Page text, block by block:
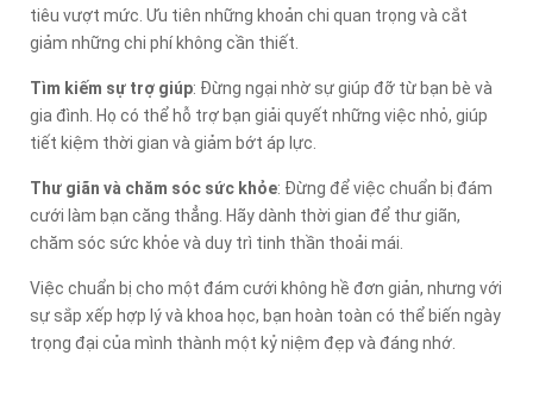
tiêu vượt mức. Ưu tiên những khoản chi quan trọng và cắt
giảm những chi phí không cần thiết.
Tìm kiếm sự trợ giúp: Đừng ngại nhờ sự giúp đỡ từ bạn bè và
gia đình. Họ có thể hỗ trợ bạn giải quyết những việc nhỏ, giúp
tiết kiệm thời gian và giảm bớt áp lực.
Thư giãn và chăm sóc sức khỏe: Đừng để việc chuẩn bị đám
cưới làm bạn căng thẳng. Hãy dành thời gian để thư giãn,
chăm sóc sức khỏe và duy trì tinh thần thoải mái.
Việc chuẩn bị cho một đám cưới không hề đơn giản, nhưng với
sự sắp xếp hợp lý và khoa học, bạn hoàn toàn có thể biến ngày
trọng đại của mình thành một kỷ niệm đẹp và đáng nhớ.